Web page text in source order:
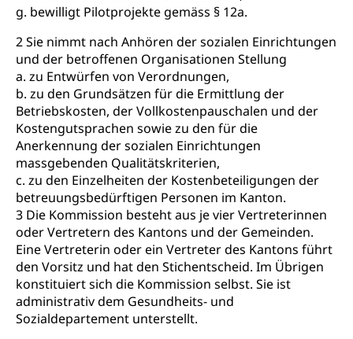
g. bewilligt Pilotprojekte gemäss § 12a.
2 Sie nimmt nach Anhören der sozialen Einrichtungen
und der betroffenen Organisationen Stellung
a. zu Entwürfen von Verordnungen,
b. zu den Grundsätzen für die Ermittlung der
Betriebskosten, der Vollkostenpauschalen und der
Kostengutsprachen sowie zu den für die
Anerkennung der sozialen Einrichtungen
massgebenden Qualitätskriterien,
c. zu den Einzelheiten der Kostenbeteiligungen der
betreuungsbedürftigen Personen im Kanton.
3 Die Kommission besteht aus je vier Vertreterinnen
oder Vertretern des Kantons und der Gemeinden.
Eine Vertreterin oder ein Vertreter des Kantons führt
den Vorsitz und hat den Stichentscheid. Im Übrigen
konstituiert sich die Kommission selbst. Sie ist
administrativ dem Gesundheits- und
Sozialdepartement unterstellt.
Gesundheitsversorgung
(gruezi.lu.ch)
Krankenversicherung (WAS Luzern)
Existenzsicherung - Sozialhilfe
Soziales und Gesellschaft (Dienststelle)
Opferhilfe
Arbeitslosenversicherung (WAS Luzern)
Invalidenversicherung (WAS Luzern)
Soziale Sicherheit
Drogenabhängigkeit, Drogensucht,
Medikamentenabhängigkeit,
Arzneimittelabhängigkeit, Suchtkrankheit,
Drogenabhängige, Drogensüchtige,
Betäubungsmittel, Suchtmittel, Psychopharmaka
Fachstelle Sucht Region Luzern
Drogen (Polizei)
Sucht
Gesundheitsversorgung
Gesundheitsversorgung, Spital, Pflegeinitiative,
Ambulant vor stationär, AVOS, Patientendossier
Gesundheitsversorgung
AHV / IV
Altersrente, Invalidenrente, Witwenrente,
Sozialversicherung, Vorsorgeeinrichtung,
Pensionskasse, erste Säule, zweite Säule, dritte
Säule, Hilflosenentschädigung,
Ergänzungsleistungen, Altersvorsorge,
Todesfallversicherung
Hilfslosenentschädigung (WAS Luzern)
Behinderung